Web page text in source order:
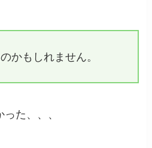
かもしれません。
た、、、